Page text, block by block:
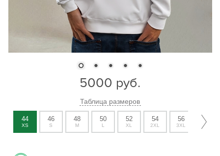
5000 руб.
Таблица размеров
44
XS
46
S
48
M
50
L
52
XL
54
2XL
56
3XL
58
4XL